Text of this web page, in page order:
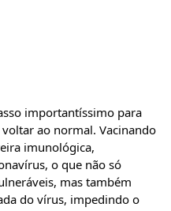
importantíssimo para
ao normal. Vacinando
imunológica,
o que não só
mas também
do vírus, impedindo o